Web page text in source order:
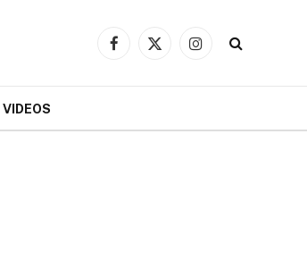
Facebook
X
Instagram
VIDEOS